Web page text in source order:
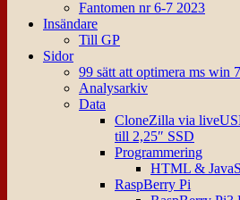
Fantomen nr 6-7 2023
Insändare
Till GP
Sidor
99 sätt att optimera ms win 7
Analysarkiv
Data
CloneZilla via
till 2,25″ SSD
Programmering
HTML &
RaspBerry Pi